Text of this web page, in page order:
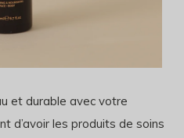
et durable avec votre
d’avoir les produits de soins